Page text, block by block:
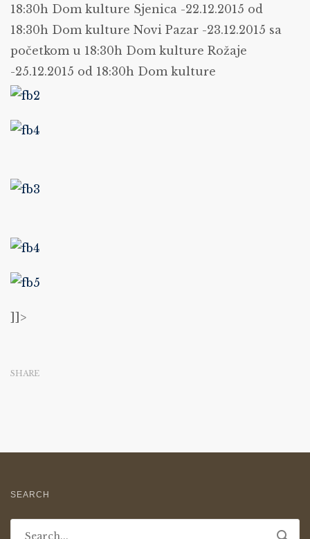
18:30h Dom kulture Sjenica -22.12.2015 od
18:30h Dom kulture Novi Pazar -23.12.2015 sa
početkom u 18:30h Dom kulture Rožaje
-25.12.2015 od 18:30h Dom kulture
]]>
SHARE
SEARCH